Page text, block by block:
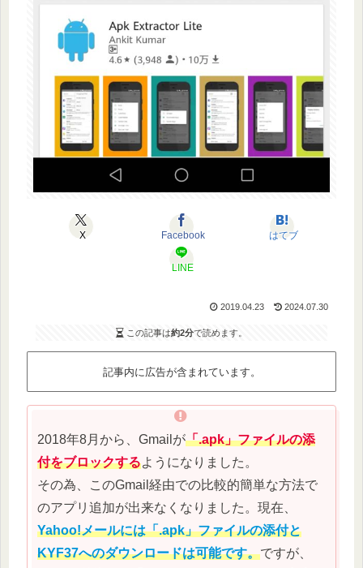
X Facebook はてブ
LINE
2019.04.23 2024.07.30
この記事は約2分で読めます。
記事内に広告が含まれています。
2018年8月から、Gmailが「.apk」ファイルの添
付をブロックするようになりました。
その為、このGmail経由での比較的簡単な方法で
のアプリ追加が出来なくなりました。現在、
Yahoo!メールには「.apk」ファイルの添付と
KYF37へのダウンロードは可能です。ですが、